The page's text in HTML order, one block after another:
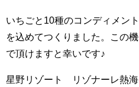
いちごと10種のコンディメン
を込めてつくりました。この
で頂けますと幸いです♪
星野リゾート リゾナーレ熱海